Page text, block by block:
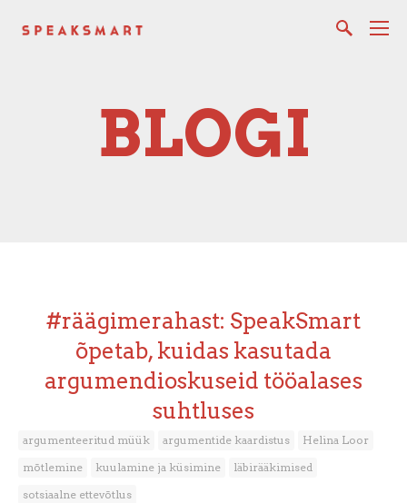
BLOGI
#räägimerahast: SpeakSmart
õpetab, kuidas kasutada
argumendioskuseid tööalases
suhtluses
argumenteeritud müük argumentide kaardistus
Helina Loor
mõtlemine
kuulamine ja küsimine
läbirääkimised
sotsiaalne ettevõtlus